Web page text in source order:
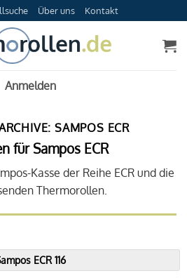
Über uns Kontakt
Anmelden
SAMPOS ECR
für Sampos ECR
Kasse der Reihe ECR und die
Thermorollen.
ECR 116